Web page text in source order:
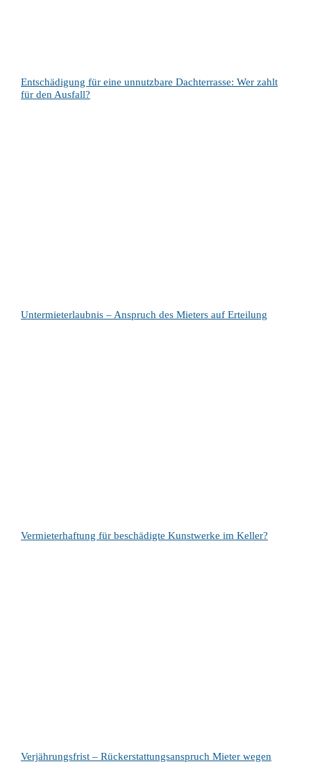
Entschädigung für eine unnutzbare Dachterrasse: Wer zahlt
für den Ausfall?
Untermieterlaubnis – Anspruch des Mieters auf Erteilung
Vermieterhaftung für beschädigte Kunstwerke im Keller?
Verjährungsfrist – Rückerstattungsanspruch Mieter wegen